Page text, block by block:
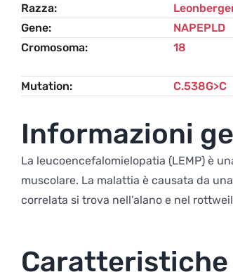
Razza
Gene
NAPEPLD
Cromosoma
18
Mutation C.538G>C
Informazioni
La leucoencefalomielopatia (LEMP) è
muscolare. La malattia è causata da
correlata si trova nell’alano e nel